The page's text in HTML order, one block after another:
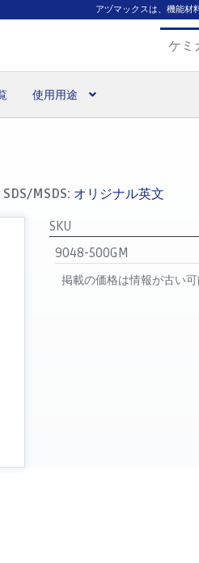
アヅマックスは、機能材
ケミ
使用用途
SDS/MSDS: オリジナル英文
SKU
9048-500GM
掲載の価格は情報が古い